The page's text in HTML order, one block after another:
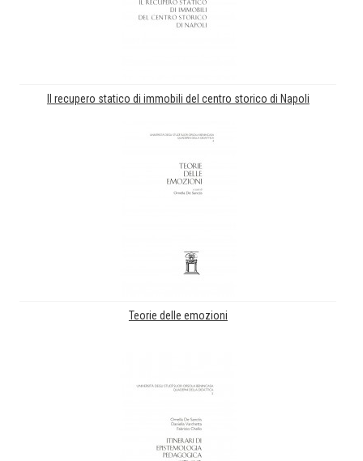
Il recupero statico di immobili del centro storico di Napoli
Teorie delle emozioni